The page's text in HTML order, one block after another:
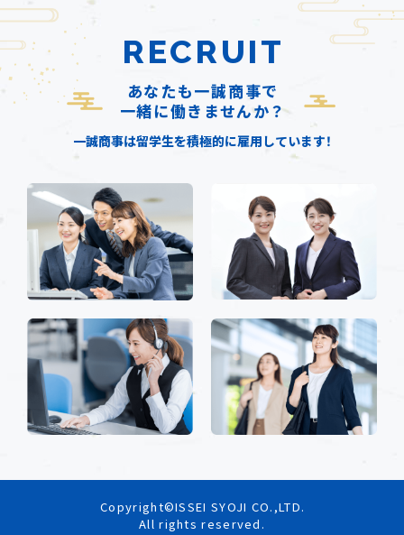
RECRUIT
あなたも一誠商事で
一緒に働きませんか？
一誠商事は留学生を積極的に雇用しています！
Copyright©ISSEI SYOJI CO.,LTD.
All rights reserved.